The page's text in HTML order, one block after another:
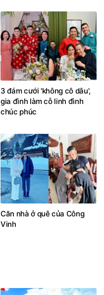
3 đám cưới 'không cô dâu',
gia đình làm cỗ linh đình
chúc phúc
Căn nhà ở quê của Công
Vinh